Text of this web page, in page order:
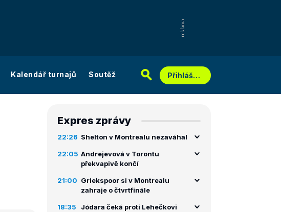
Kalendář turnajů Soutěž Přihlášení
Expres zprávy
22:26 Shelton v Montrealu nezaváhal
22:05 Andrejevová v Torontu
překvapivě končí
21:00 Griekspoor si v Montrealu
zahraje o čtvrtfinále
18:35
Jódara čeká proti Lehečkovi